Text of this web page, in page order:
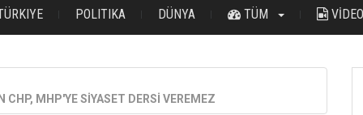
POLITIKA DÜNYA TÜM VİDEO
MHP'YE SİYASET DERSİ VEREMEZ